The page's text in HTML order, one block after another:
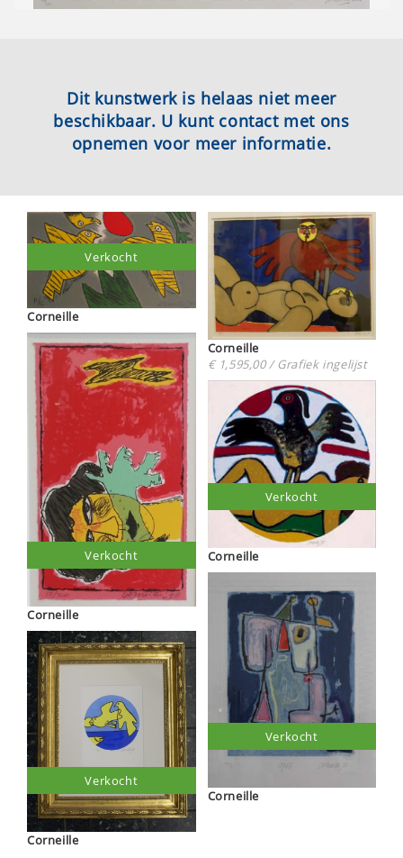
Dit kunstwerk is helaas niet meer
beschikbaar. U kunt contact met ons
opnemen voor meer informatie.
Corneille
Verkocht
Corneille
Verkocht
Corneille
Verkocht
Corneille
€ 1,595,00 / Grafiek ingelijst
Corneille
Verkocht
Corneille
Verkocht